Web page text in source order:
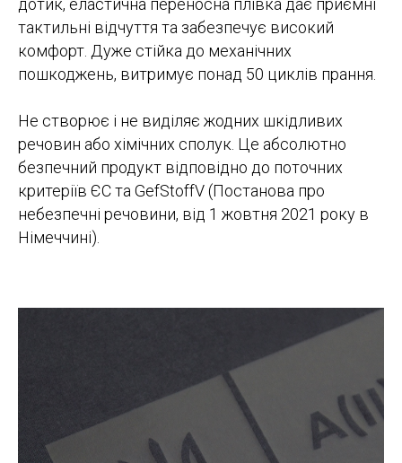
тактильні відчуття та забезпечує високий
комфорт. Дуже стійка до механічних
пошкоджень, витримує понад 50 циклів прання.
Не створює і не виділяє жодних шкідливих
речовин або хімічних сполук. Це абсолютно
безпечний продукт відповідно до поточних
критеріїв ЄС та GefStoffV (Постанова про
небезпечні речовини, від 1 жовтня 2021 року в
Німеччині).